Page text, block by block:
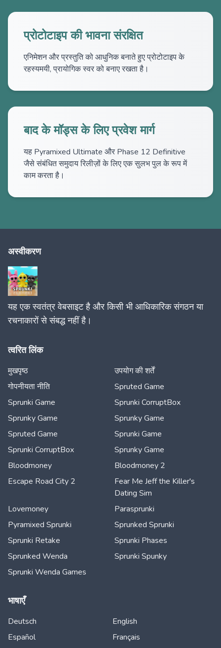
प्रोटोटाइप की भावना संरक्षित
एनिमेशन और प्रस्तुति को आधुनिक बनाते हुए प्रोटोटाइप के
रहस्यमयी, प्रायोगिक स्वर को बनाए रखता है।
बाद के मॉड्स के लिए प्रवेश मार्ग
यह Pyramixed Ultimate और Phase 12 Definitive
जैसे संबंधित समुदाय रिलीज़ों के लिए एक सुलभ पुल के रूप में
काम करता है।
अस्वीकरण
यह एक स्वतंत्र वेबसाइट है और किसी भी आधिकारिक संगठन या
रचनाकारों से संबद्ध नहीं है।
त्वरित लिंक
मुखपृष्ठ
उपयोग की शर्तें
गोपनीयता नीति
Spruted Game
Sprunki Game
Sprunki CorruptBox
Sprunky Game
Sprunky Game
Spruted Game
Sprunki Game
Sprunki CorruptBox
Sprunky Game
Bloodmoney
Bloodmoney 2
Escape Road City 2
Fear Me Jeff the Killer's
Dating Sim
Lovemoney
Parasprunki
Pyramixed Sprunki
Sprunked Sprunki
Sprunki Retake
Sprunki Phases
Sprunked Wenda
Sprunki Spunky
Sprunki Wenda Games
भाषाएँ
Deutsch
English
Español
Français